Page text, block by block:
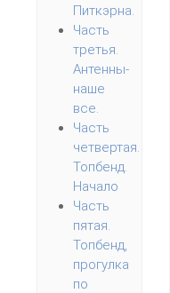
Питкэрна.
Часть
третья.
Антенны-
наше
все.
Часть
четвертая.
Топбенд.
Начало
Часть
пятая.
Топбенд,
прогулка
по